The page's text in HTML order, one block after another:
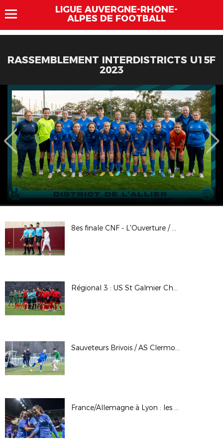
LIGUE AUVERGNE-RHÔNE-
ALPES DE FOOTBALL
RASSEMBLEMENT INTERDISTRICTS U15F
2023
8es finale CNF - L'Ouverture / A. Futsal Vaulx en Velin
Régional 3 : US St Galmier Chamboeuf / FC Roche St Genest (B)
Sauveteurs Brivois / AS Clermont St-Jacques : 16èmes de finale Coupe LAuRAFoot (seniors masculins)
France/Allemagne à Lyon : les photos